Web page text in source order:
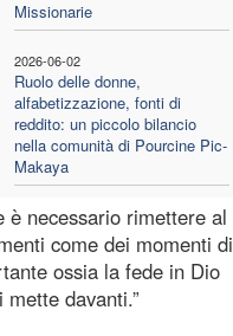
Missionarie
2026-06-02
Ruolo delle donne,
alfabetizzazione, fonti di
reddito: un piccolo bilancio
nella comunità di Pourcine Pic-
Makaya
è necessario rimettere al
come dei momenti di
ossia la fede in Dio
davanti.”